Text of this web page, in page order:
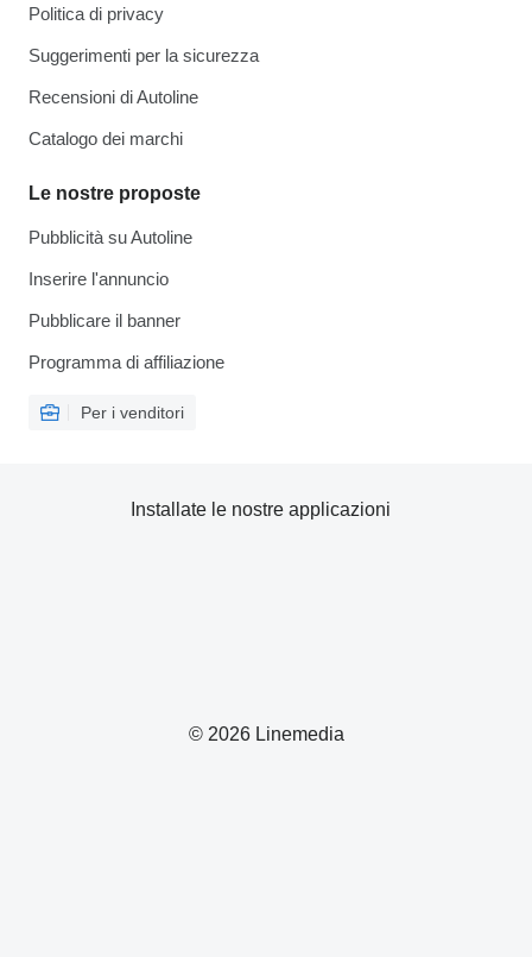
Politica di privacy
Suggerimenti per la sicurezza
Recensioni di Autoline
Catalogo dei marchi
Le nostre proposte
Pubblicità su Autoline
Inserire l'annuncio
Pubblicare il banner
Programma di affiliazione
Per i venditori
© 2026 Linemedia
Installate le nostre applicazioni